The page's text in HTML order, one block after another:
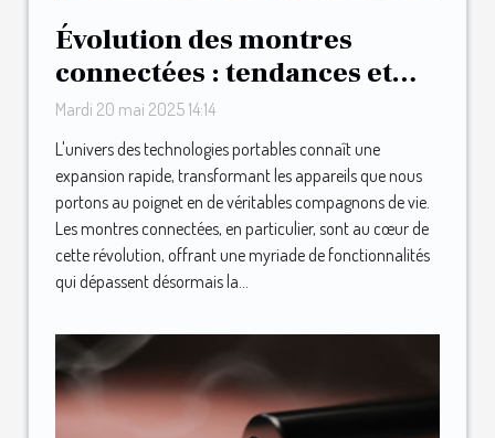
Évolution des montres
connectées : tendances et
technologies en 2025
Mardi 20 mai 2025 14:14
L'univers des technologies portables connaît une
expansion rapide, transformant les appareils que nous
portons au poignet en de véritables compagnons de vie.
Les montres connectées, en particulier, sont au cœur de
cette révolution, offrant une myriade de fonctionnalités
qui dépassent désormais la...